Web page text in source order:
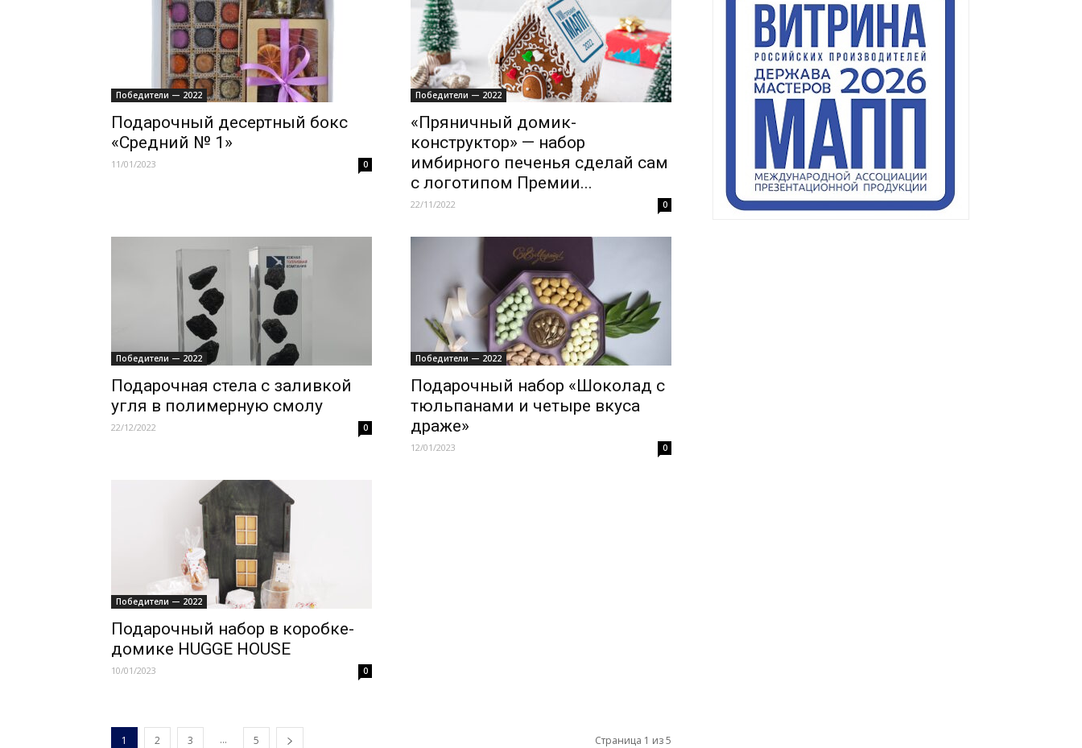
Победители — 2022
Подарочный десертный бокс
«Средний № 1»
11/01/2023 0
Победители — 2022
«Пряничный домик-
конструктор» — набор
имбирного печенья сделай сам
с логотипом Премии...
22/11/2022 0
Победители — 2022
Подарочная стела с заливкой
угля в полимерную смолу
22/12/2022 0
Победители — 2022
Подарочный набор «Шоколад с
тюльпанами и четыре вкуса
драже»
12/01/2023 0
Победители — 2022
Подарочный набор в коробке-
домике HUGGE HOUSE
10/01/2023 0
1 2 3 ... 5 Страница 1 из 5